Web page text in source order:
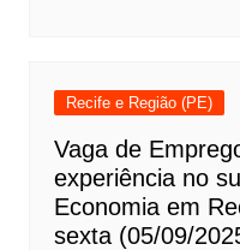
Recife e Região (PE)
Vaga de
experiência no
Economia em
sexta (05/09/